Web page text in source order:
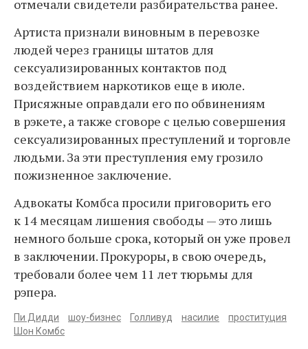
отмечали свидетели разбирательства ранее.
Артиста признали виновным в перевозке
людей через границы штатов для
сексуализированных контактов под
воздействием наркотиков еще в июле.
Присяжные оправдали его по обвинениям
в рэкете, а также сговоре с целью совершения
сексуализированных преступлений и торговле
людьми. За эти преступления ему грозило
пожизненное заключение.
Адвокаты Комбса просили приговорить его
к 14 месяцам лишения свободы — это лишь
немного больше срока, который он уже провел
в заключении. Прокуроры, в свою очередь,
требовали более чем 11 лет тюрьмы для
рэпера.
Пи Дидди шоу-бизнес Голливуд насилие
проституция
Шон Комбс